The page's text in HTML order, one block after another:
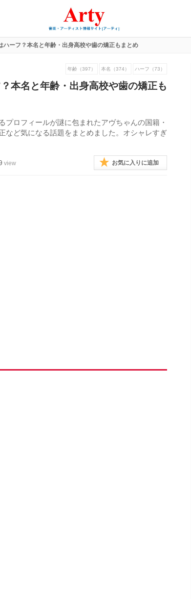
ハーフ？本名と年齢・出身高校や歯の矯正もまとめ
年齢（397） 本名（374） ハーフ（73）
本名と年齢・出身高校や歯の矯正も
ロフィールが謎に包まれたアヴちゃんの国籍・
など気になる話題をまとめました。オシャレすぎ
view お気に入りに追加